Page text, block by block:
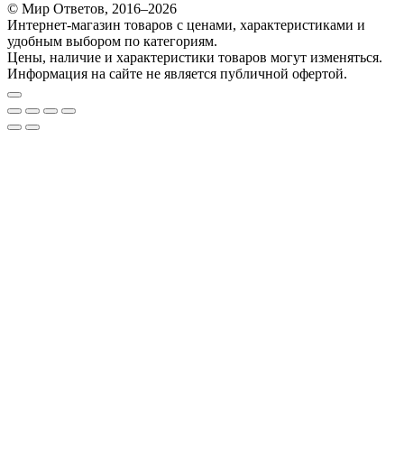
© Мир Ответов, 2016–2026
Интернет-магазин товаров с ценами, характеристиками и
удобным выбором по категориям.
Цены, наличие и характеристики товаров могут изменяться.
Информация на сайте не является публичной офертой.